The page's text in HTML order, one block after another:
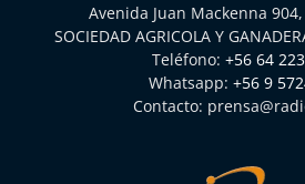
Avenida Juan Mackenna
SOCIEDAD AGRICOLA Y
Teléfono: +56 64
Whatsapp: +56 9
Contacto: